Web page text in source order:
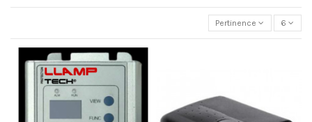
Pertinence 6